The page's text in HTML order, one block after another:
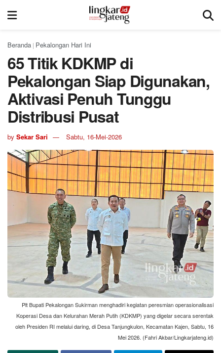
Beranda | Pekalongan Hari Ini
65 Titik KDKMP di
Pekalongan Siap Digunakan,
Aktivasi Penuh Tunggu
Distribusi Pusat
by Sekar Sari Sabtu, 16-Mei-2026
Plt Bupati Pekalongan Sukirman menghadiri kegiatan peresmian operasionalisasi
Koperasi Desa dan Kelurahan Merah Putih (KDKMP) yang digelar secara serentak
oleh Presiden RI melalui daring, di Desa Tanjungkulon, Kecamatan Kajen, Sabtu, 16
Mei 2026. (Fahri Akbar/Lingkarjateng.id)